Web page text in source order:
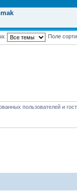
Поле
пользователей и